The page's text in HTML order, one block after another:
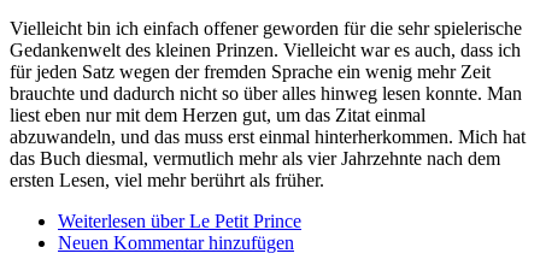
Vielleicht bin ich einfach offener geworden für die sehr spielerische
Gedankenwelt des kleinen Prinzen. Vielleicht war es auch, dass ich
für jeden Satz wegen der fremden Sprache ein wenig mehr Zeit
brauchte und dadurch nicht so über alles hinweg lesen konnte. Man
liest eben nur mit dem Herzen gut, um das Zitat einmal
abzuwandeln, und das muss erst einmal hinterherkommen. Mich hat
das Buch diesmal, vermutlich mehr als vier Jahrzehnte nach dem
ersten Lesen, viel mehr berührt als früher.
Weiterlesen über Le Petit Prince
Neuen Kommentar hinzufügen